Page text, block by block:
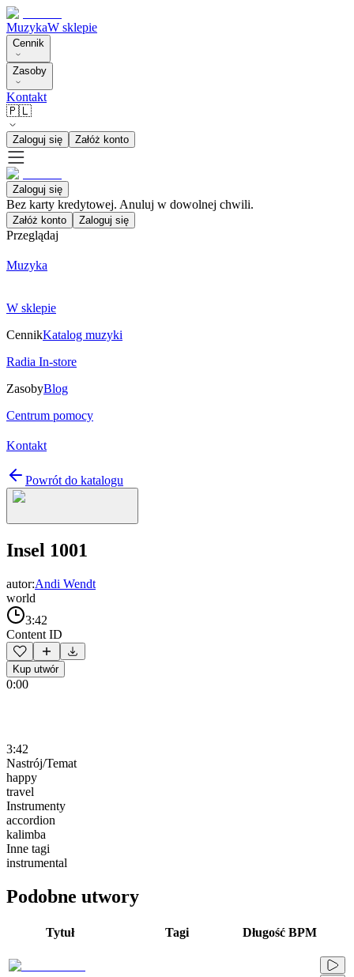
MuzykaW sklepie
Cennik
Zasoby
Kontakt
🇵🇱
Zaloguj się Załóż konto
Zaloguj się
Bez karty kredytowej. Anuluj w dowolnej chwili.
Załóż konto Zaloguj się
Przeglądaj
Muzyka
W sklepie
CennikKatalog muzyki
Radia In-store
ZasobyBlog
Centrum pomocy
Kontakt
Powrót do katalogu
Insel 1001
autor:Andi Wendt
world
3:42
Content ID
Kup utwór
0:00
3:42
Nastrój/Temat
happy
travel
Instrumenty
accordion
kalimba
Inne tagi
instrumental
Podobne utwory
Tytuł Tagi Długość BPM